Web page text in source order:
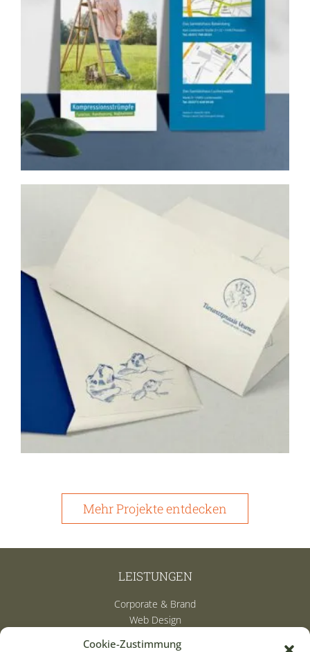
Cookie-Zustimmung
Mehr Projekte entdecken
LEISTUNGEN
Corporate & Brand
Web Design